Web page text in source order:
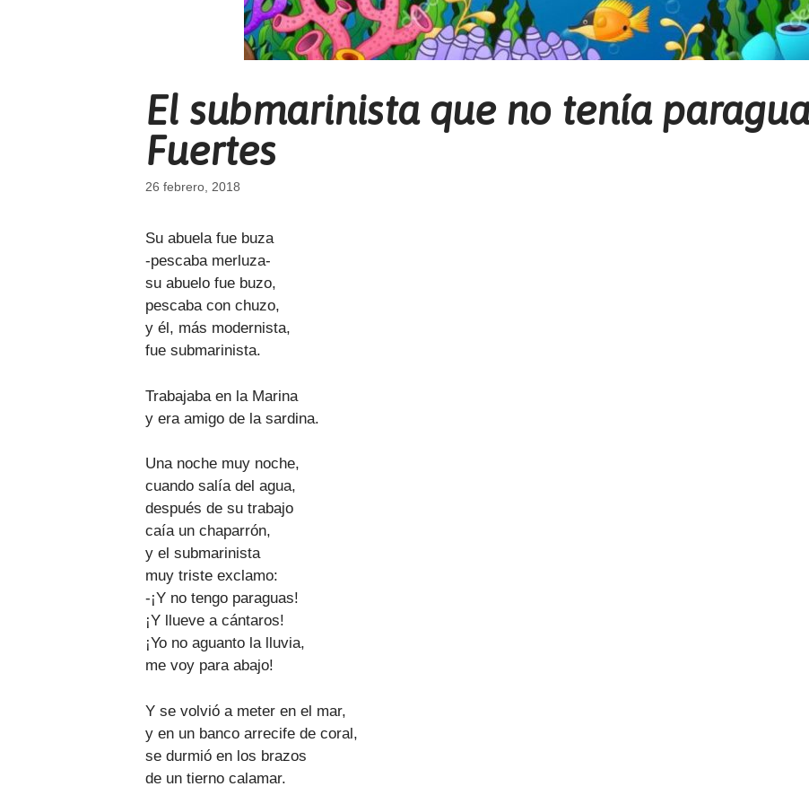
El submarinista que no tenía
Fuertes
26 febrero, 2018
Su abuela fue buza
-pescaba merluza-
su abuelo fue buzo,
pescaba con chuzo,
y él, más modernista,
fue submarinista.
Trabajaba en la Marina
y era amigo de la sardina.
Una noche muy noche,
cuando salía del agua,
después de su trabajo
caía un chaparrón,
y el submarinista
muy triste exclamo:
-¡Y no tengo paraguas!
¡Y llueve a cántaros!
¡Yo no aguanto la lluvia,
me voy para abajo!
Y se volvió a meter en el mar,
y en un banco arrecife de coral,
se durmió en los brazos
de un tierno calamar.